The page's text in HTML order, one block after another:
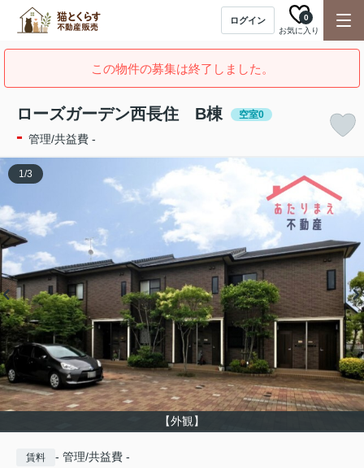
ログイン
お気に入り
0
この物件の募集は終了しました。
ローズガーデン西長住 B棟 空室0
- 管理/共益費 -
【外観】
1/3
賃料 - 管理/共益費 -